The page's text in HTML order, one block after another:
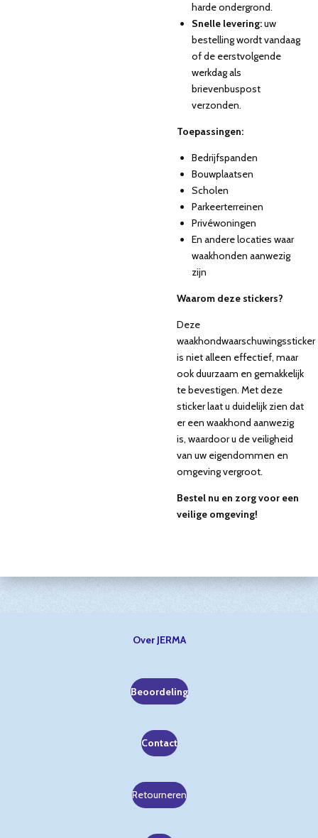
harde ondergrond.
Snelle levering:uw
bestelling wordt vandaag
of de eerstvolgende
werkdag als
brievenbuspost
verzonden.
Toepassingen:
Bedrijfspanden
Bouwplaatsen
Scholen
Parkeerterreinen
Privéwoningen
En andere locaties waar
waakhonden aanwezig
zijn
Waarom deze stickers?
Deze
waakhondwaarschuwingssticker
is niet alleen effectief, maar
ook duurzaam en gemakkelijk
te bevestigen. Met deze
sticker laat u duidelijk zien dat
er een waakhond aanwezig
is, waardoor u de veiligheid
van uw eigendommen en
omgeving vergroot.
Bestel nu en zorg voor een
veilige omgeving!
Over JERMA
Beoordeling
Contact
Retourneren